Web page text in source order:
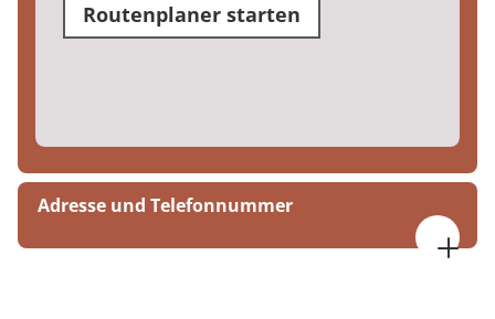
Routenplaner starten
Adresse und Telefonnummer